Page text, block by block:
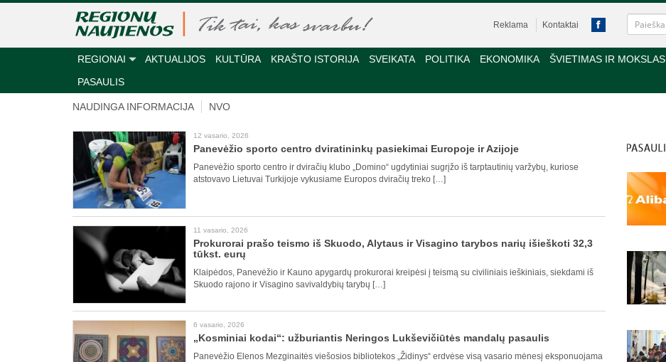
Reklama Kontaktai
REGIONAI AKTUALIJOS KULTŪRA KRAŠTO ISTORIJA SVEIKATA POLITIKA EKONOMIKA ŠVIETIMAS IR MOKSLAS
PASAULIS
NAUDINGA INFORMACIJA NVO
12 vasario, 2026
Panevėžio sporto centro dviratininkų pasiekimai Europoje ir Azijoje
Panevėžio sporto centro ir dviračių klubo „Domino“ ugdytiniai sugrįžo iš tarptautinių varžybų, kuriose
atstovavo Lietuvai Turkijoje vykusiame Europos dviračių treko […]
11 vasario, 2026
Prokurorai prašo teismo iš Skuodo, Alytaus ir Visagino tarybos narių išieškoti 32,3
tūkst. eurų
Klaipėdos, Panevėžio ir Kauno apygardų prokurorai kreipėsi į teismą su civiliniais ieškiniais, siekdami iš
Skuodo rajono ir Visagino savivaldybių tarybų […]
6 vasario, 2026
„Kosminiai kodai“: užburiantis Neringos Lukševičiūtės mandalų pasaulis
Panevėžio Elenos Mezginaitės viešosios bibliotekos „Židinys“ erdvėse visą vasario mėnesį eksponuojama